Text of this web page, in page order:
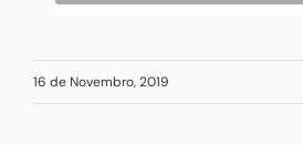
16 de Novembro, 2019